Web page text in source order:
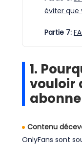
éviter que
Partie 7:
1.
vouloir
Contenu
OnlyFans sont